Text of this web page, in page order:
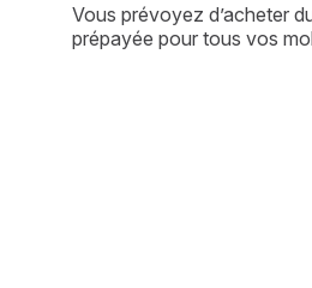
Vous prévoyez d’acheter
prépayée pour tous vos